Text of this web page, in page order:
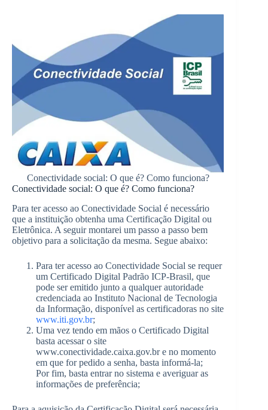
Conectividade social: O que é? Como funciona?
Conectividade social: O que é? Como funciona?
Para ter acesso ao Conectividade Social é necessário
que a instituição obtenha uma Certificação Digital ou
Eletrônica. A seguir montarei um passo a passo bem
objetivo para a solicitação da mesma. Segue abaixo:
Para ter acesso ao Conectividade Social se requer
um Certificado Digital Padrão ICP-Brasil, que
pode ser emitido junto a qualquer autoridade
credenciada ao Instituto Nacional de Tecnologia
da Informação, disponível as certificadoras no site
www.iti.gov.br;
Uma vez tendo em mãos o Certificado Digital
basta acessar o site
www.conectividade.caixa.gov.br e no momento
em que for pedido a senha, basta informá-la;
Por fim, basta entrar no sistema e averiguar as
informações de preferência;